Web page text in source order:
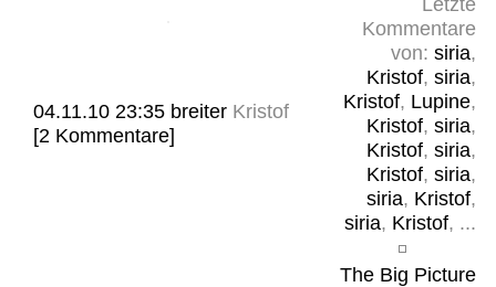
Letzte
Kommentare
von: siria,
Kristof, siria,
Kristof, Lupine,
Kristof, siria,
Kristof, siria,
Kristof, siria,
siria, Kristof,
siria, Kristof, ...
The Big Picture
04.11.10 23:35 breiter Kristof
[2 Kommentare]